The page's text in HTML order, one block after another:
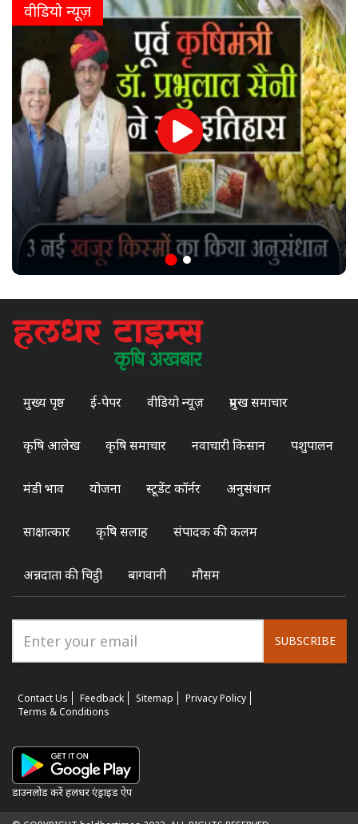
वीडियो न्यूज़
मुख्य पृष्ठ ई-पेपर वीडियो न्यूज़ प्रमुख समाचार
कृषि आलेख कृषि समाचार नवाचारी किसान पशुपालन
मंडी भाव योजना स्टूडेंट कॉर्नर अनुसंधान
साक्षात्कार कृषि सलाह संपादक की कलम
अन्नदाता की चिट्ठी बागवानी मौसम
SUBSCRIBE
Contact Us Feedback Sitemap
Privacy Policy
Terms & Conditions
डाउनलोड करें हलधर एंड्राइड ऐप